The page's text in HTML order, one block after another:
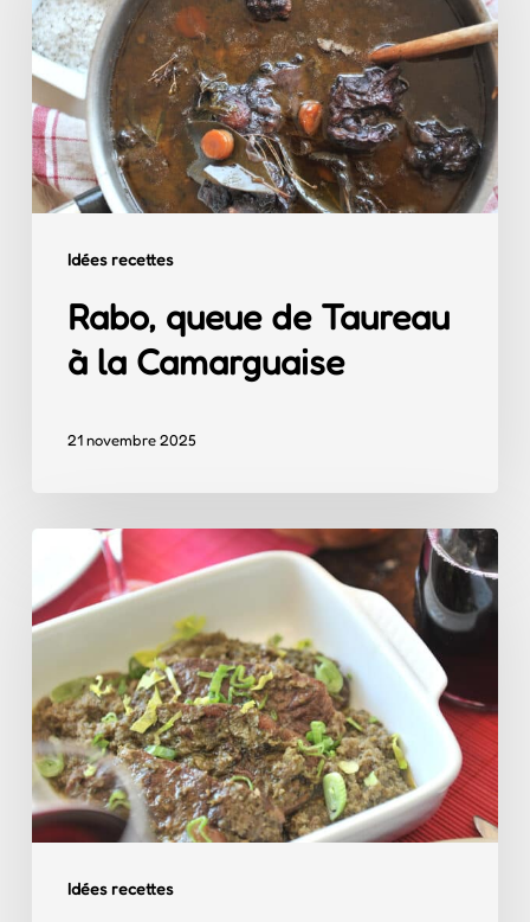
Idées recettes
Taureau
à
la
Camarguaise
Rabo, queue de Taureau
à la Camarguaise
21 novembre 2025
Idées recettes
Taureau
des
Mariniers
Rhône